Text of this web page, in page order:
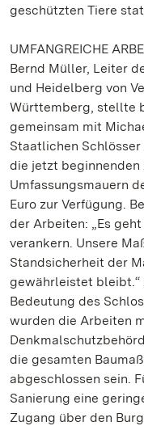
geschützten Tiere
UMFANGREICHE
Bernd Müller, Leiter
und Heidelberg von
Württemberg, stellte
gemeinsam mit
Staatlichen
die jetzt beginnenden
Umfassungsmauern
Euro zur Verfügung.
der Arbeiten: „Es
verankern. Unsere
Standsicherheit der
gewährleistet
Bedeutung des
wurden die Arbeiten
die gesamten
abgeschlossen sein.
Sanierung eine
Zugang über den